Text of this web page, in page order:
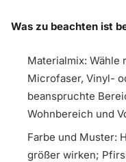
Was zu beachten ist
Materialmix:
Microfaser, Vinyl-
beanspruchte
Wohnbereich und
Farbe und Muster:
größer wirken;